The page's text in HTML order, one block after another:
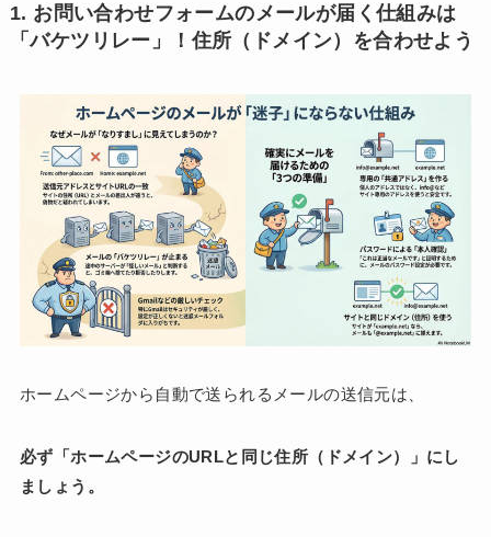
1. お問い合わせフォームのメールが届く仕組みは
「バケツリレー」！住所（ドメイン）を合わせよう
ホームページから自動で送られるメールの送信元は、
必ず「ホームページのURLと同じ住所（ドメイン）」にし
ましょう。